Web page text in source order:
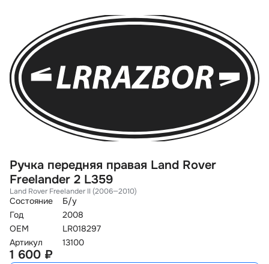
Ручка передняя правая Land Rover
Freelander 2 L359
Land Rover Freelander II (2006—2010)
Состояние
Б/у
Год
2008
OEM
LR018297
Артикул
13100
1 600 ₽